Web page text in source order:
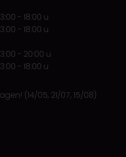
- 18:00 u
- 18:00 u
- 20:00 u
- 18:00 u
(14/05, 21/07, 15/08)